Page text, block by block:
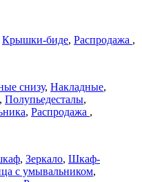
Крышки-биде, Распродажа ,
снизу, Накладные,
, Полупьедесталы,
, Распродажа ,
, Зеркало, Шкаф-
с умывальником,